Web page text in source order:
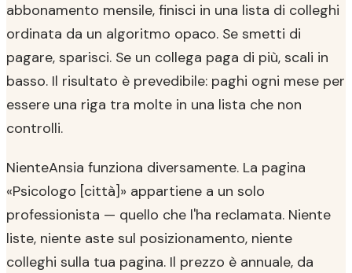
abbonamento mensile, finisci in una lista di colleghi
ordinata da un algoritmo opaco. Se smetti di
pagare, sparisci. Se un collega paga di più, scali in
basso. Il risultato è prevedibile: paghi ogni mese per
essere una riga tra molte in una lista che non
controlli.
NienteAnsia funziona diversamente. La pagina
«Psicologo [città]» appartiene a un solo
professionista — quello che l'ha reclamata. Niente
liste, niente aste sul posizionamento, niente
colleghi sulla tua pagina. Il prezzo è annuale, da